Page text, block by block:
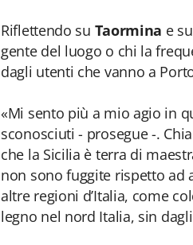
Riflettendo su Taormina e
gente del luogo o chi la
dagli utenti che vanno a
«Mi sento più a mio agio in
sconosciuti - prosegue -.
che la Sicilia è terra di
non sono fuggite rispetto ad
altre regioni d’Italia, come
legno nel nord Italia, sin